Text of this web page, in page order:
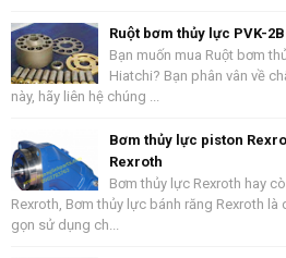
Ruột bơm thủy lực PVK-
Bạn muốn mua Ruột bơm
Hiatchi? Bạn phân vân về
này, hãy liên hệ chúng ...
Bơm thủy lực piston
Rexroth
Bơm thủy lực Rexroth hay
Rexroth, Bơm thủy lực bánh răng Rexroth
gọn sử dụng ch...